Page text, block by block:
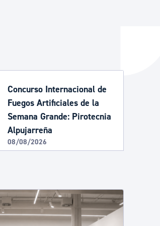
Concurso Internacional de
Fuegos Artificiales de la
Semana Grande: Pirotecnia
Alpujarreña
08/08/2026